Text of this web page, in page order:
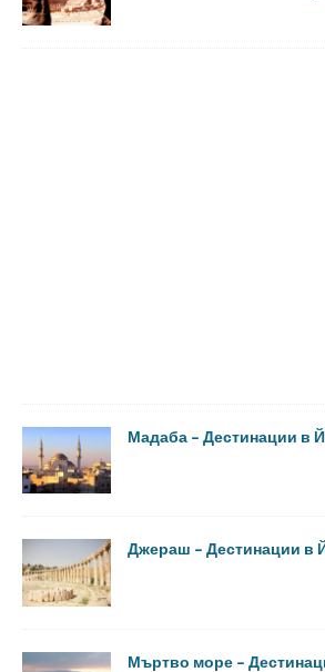
Мадаба – Дестинации в
Джераш – Дестинации в
Мъртво море –